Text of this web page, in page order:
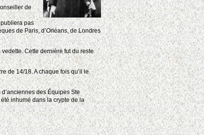
de
pas
de Paris, d’Orléans, de Londres
Cette dernière fut du reste
de 14/18. A chaque fois qu’il le
des Équipes Ste
inhumé dans la crypte de la